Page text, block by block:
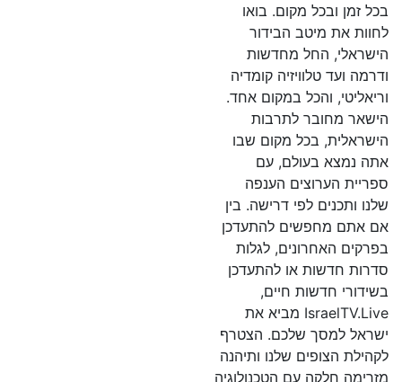
בכל זמן ובכל מקום. בואו
לחוות את מיטב הבידור
הישראלי, החל מחדשות
ודרמה ועד טלוויזיה קומדיה
וריאליטי, והכל במקום אחד.
הישאר מחובר לתרבות
הישראלית, בכל מקום שבו
אתה נמצא בעולם, עם
ספריית הערוצים הענפה
שלנו ותכנים לפי דרישה. בין
אם אתם מחפשים להתעדכן
בפרקים האחרונים, לגלות
סדרות חדשות או להתעדכן
בשידורי חדשות חיים,
IsraelTV.Live מביא את
ישראל למסך שלכם. הצטרף
לקהילת הצופים שלנו ותיהנה
מזרימה חלקה עם הטכנולוגיה